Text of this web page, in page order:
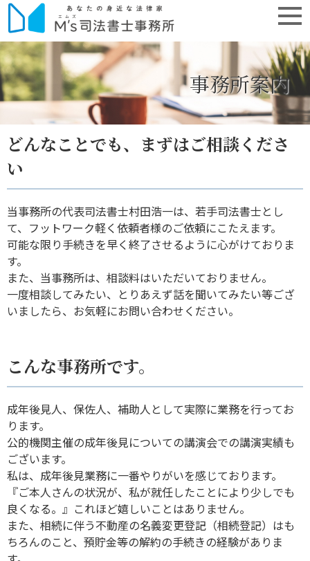
事務所案内
どんなことでも、まずはご相談くださ
い
当事務所の代表司法書士村田浩一は、若手司法書士とし
て、フットワーク軽く依頼者様のご依頼にこたえます。
可能な限り手続きを早く終了させるように心がけておりま
す。
また、当事務所は、相談料はいただいておりません。
一度相談してみたい、とりあえず話を聞いてみたい等ござ
いましたら、お気軽にお問い合わせください。
こんな事務所です。
成年後見人、保佐人、補助人として実際に業務を行ってお
ります。
公的機関主催の成年後見についての講演会での講演実績も
ございます。
私は、成年後見業務に一番やりがいを感じております。
『ご本人さんの状況が、私が就任したことにより少しでも
良くなる。』これほど嬉しいことはありません。
また、相続に伴う不動産の名義変更登記（相続登記）はも
ちろんのこと、預貯金等の解約の手続きの経験がありま